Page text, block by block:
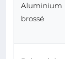
Aluminium
brossé